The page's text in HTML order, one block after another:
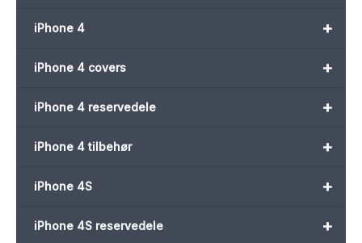
+
iPhone 4
+
iPhone 4 covers
+
iPhone 4 reservedele
+
iPhone 4 tilbehør
+
iPhone 4S
+
iPhone 4S reservedele